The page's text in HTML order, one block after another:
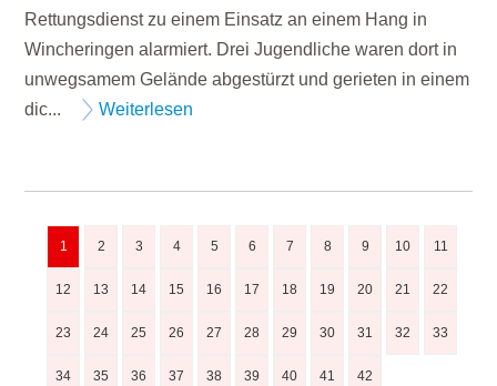
Rettungsdienst zu einem Einsatz an einem Hang in
Wincheringen alarmiert. Drei Jugendliche waren dort in
unwegsamem Gelände abgestürzt und gerieten in einem
dic...
Weiterlesen
1 2 3 4 5 6 7 8 9 10 11
12 13 14 15 16 17 18 19 20 21 22
23 24 25 26 27 28 29 30 31 32 33
34 35 36 37 38 39 40 41 42